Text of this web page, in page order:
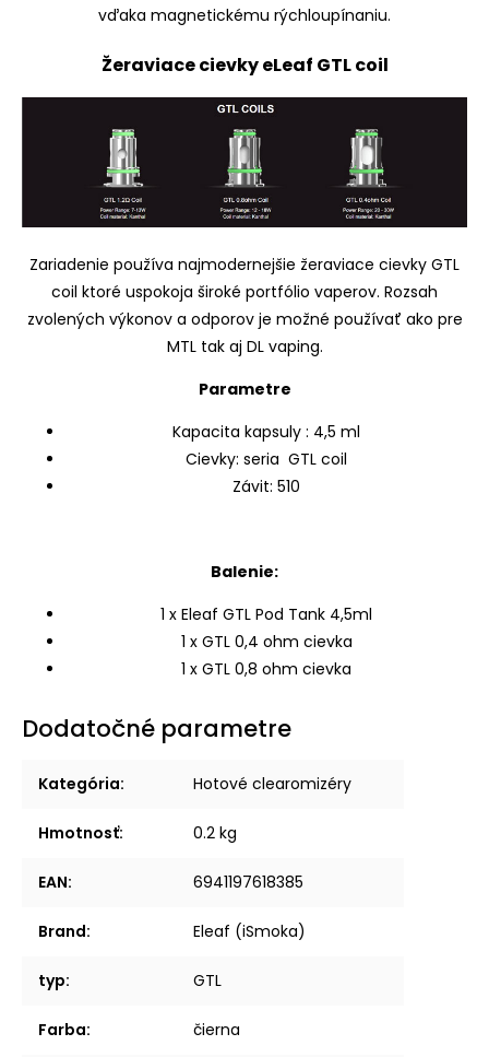
vďaka magnetickému rýchloupínaniu.
Žeraviace cievky eLeaf GTL coil
Zariadenie používa najmodernejšie žeraviace cievky GTL
coil ktoré uspokoja široké portfólio vaperov. Rozsah
zvolených výkonov a odporov je možné používať ako pre
MTL tak aj DL vaping.
Parametre
Kapacita kapsuly : 4,5 ml
Cievky: seria GTL coil
Závit: 510
Balenie:
1 x Eleaf GTL Pod Tank 4,5ml
1 x GTL 0,4 ohm cievka
1 x GTL 0,8 ohm cievka
Dodatočné parametre
Kategória: Hotové clearomizéry
Hmotnosť: 0.2 kg
EAN: 6941197618385
Brand: Eleaf (iSmoka)
typ: GTL
Farba:
čierna